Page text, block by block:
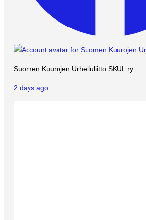
Suomen Kuurojen Urheiluliitto SKUL ry
2 days ago